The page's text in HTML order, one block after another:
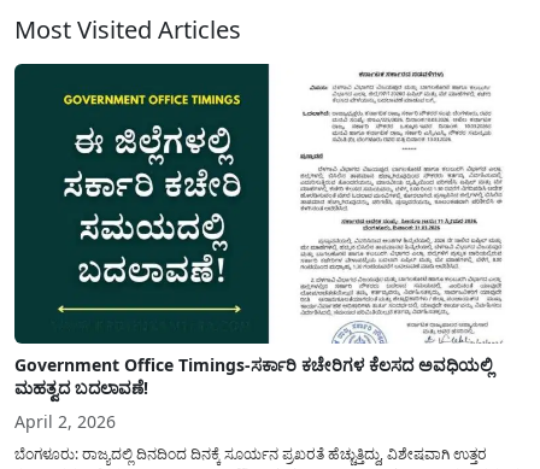
Most Visited Articles
Government Office Timings-ಸರ್ಕಾರಿ ಕಚೇರಿಗಳ ಕೆಲಸದ ಅವಧಿಯಲ್ಲಿ
ಮಹತ್ವದ ಬದಲಾವಣೆ!
April 2, 2026
ಬೆಂಗಳೂರು: ರಾಜ್ಯದಲ್ಲಿ ದಿನದಿಂದ ದಿನಕ್ಕೆ ಸೂರ್ಯನ ಪ್ರಖರತೆ ಹೆಚ್ಚುತ್ತಿದ್ದು, ವಿಶೇಷವಾಗಿ ಉತ್ತರ